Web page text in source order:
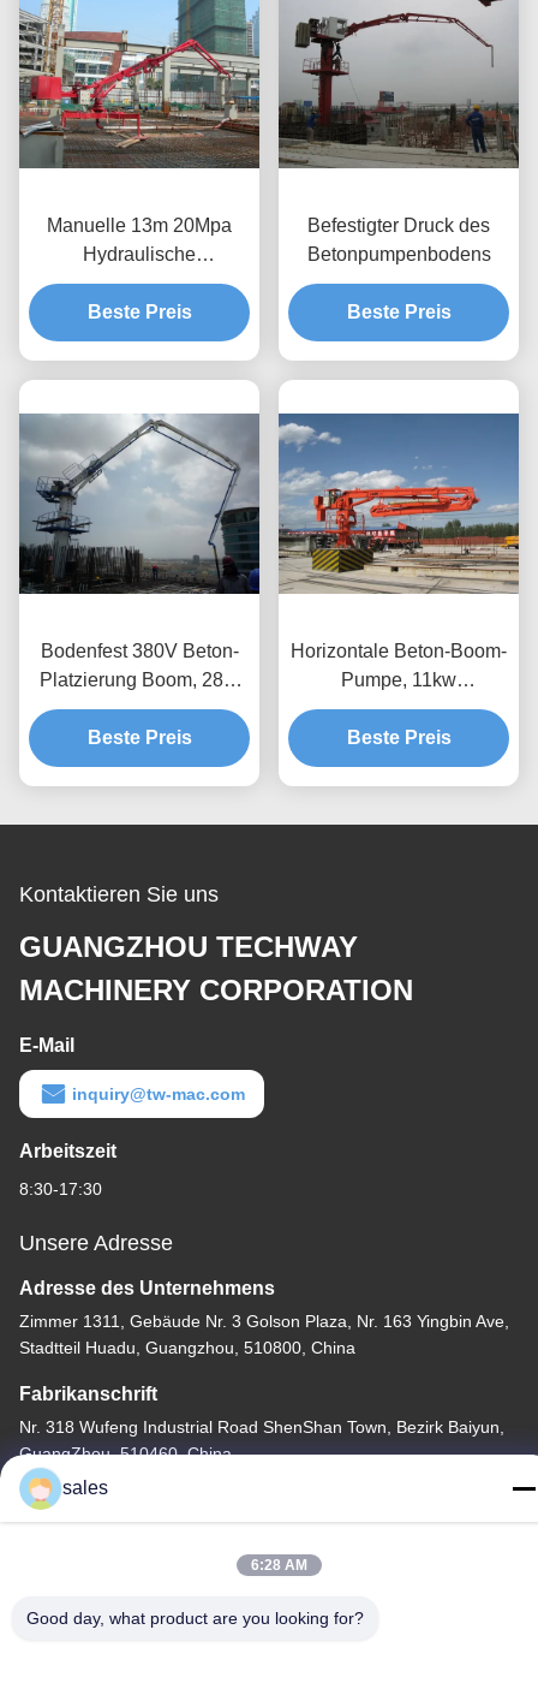
Manuelle 13m 20Mpa
Hydraulische
Betonplatzierung Boom
360 Grad geschoben
Beste Preis
Befestigter Druck des
Betonpumpenbodens
Beste Preis
Bodenfest 380V Beton-
Platzierung Boom, 28m
Boom-Platzierung
Betonpumpe
Beste Preis
Horizontale Beton-Boom-
Pumpe, 11kw
Hydraulische Platzierung
Boom
Beste Preis
Kontaktieren Sie uns
GUANGZHOU TECHWAY
MACHINERY CORPORATION
E-Mail
inquiry@tw-mac.com
Arbeitszeit
8:30-17:30
Unsere Adresse
Adresse des Unternehmens
Zimmer 1311, Gebäude Nr. 3 Golson Plaza, Nr. 163 Yingbin Ave,
Stadtteil Huadu, Guangzhou, 510800, China
Fabrikanschrift
Nr. 318 Wufeng Industrial Road ShenShan Town, Bezirk Baiyun,
GuangZhou, 510460, China
Telefone
sales
6:28 AM
Good day, what product are you looking for?